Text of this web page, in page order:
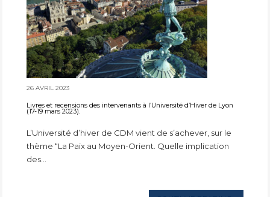
26 AVRIL 2023
Livres et recensions des intervenants à l’Université d’Hiver de Lyon
(17-19 mars 2023).
L’Université d’hiver de CDM vient de s’achever, sur le
thème “La Paix au Moyen-Orient. Quelle implication
des...